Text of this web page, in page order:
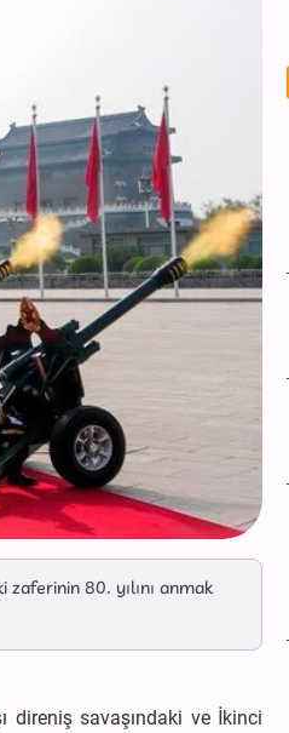
zaferinin 80. yılını anmak
direniş savaşındaki ve İkinci